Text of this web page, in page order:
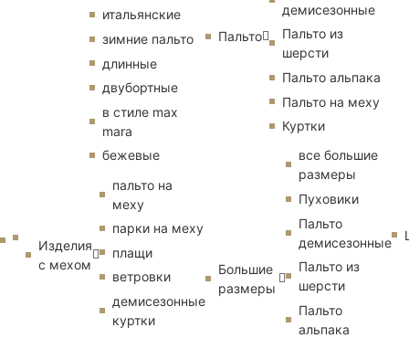
итальянские
зимние пальто
длинные
двубортные
в стиле max
mara
бежевые
Изделия
с мехом
пальто на
меху
парки на меху
плащи
ветровки
демисезонные
куртки
Пальто
демисезонные
Пальто из
шерсти
Пальто альпака
Пальто на меху
Куртки
Большие
размеры
все большие
размеры
Пуховики
Пальто
демисезонные
Пальто из
шерсти
Пальто
альпака